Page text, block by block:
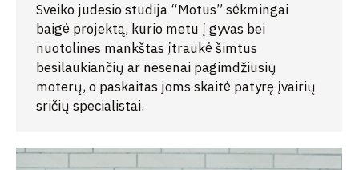
Sveiko judesio studija “Motus” sėkmingai
baigė projektą, kurio metu į gyvas bei
nuotolines mankštas įtraukė šimtus
besilaukiančių ar nesenai pagimdžiusių
moterų, o paskaitas joms skaitė patyrę įvairių
sričių specialistai.